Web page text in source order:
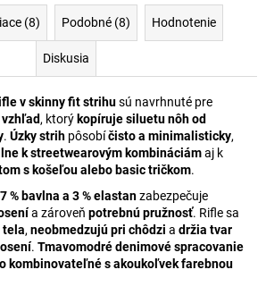
(8) Podobné (8) Hodnotenie
Diskusia
v skinny fit strihusú navrhnuté pre
, ktorý kopíruje siluetu nôh od
. Úzky strih pôsobíčisto a minimalisticky,
k streetwearovým kombináciámaj k
s košeľou alebo basic tričkom.
% bavlna a 3 % elastanzabezpečuje
a zároveň potrebnú pružnosť. Rifle sa
tela,neobmedzujú pri chôdzi a držia tvar
. Tmavomodré denimové spracovanie
kombinovateľné s akoukoľvek farebnou